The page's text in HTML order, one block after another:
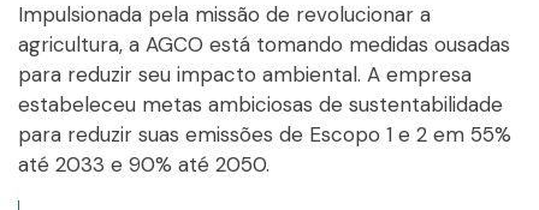
Impulsionada pela missão de revolucionar a
agricultura, a AGCO está tomando medidas ousadas
para reduzir seu impacto ambiental. A empresa
estabeleceu metas ambiciosas de sustentabilidade
para reduzir suas emissões de Escopo 1 e 2 em 55%
até 2033 e 90% até 2050.